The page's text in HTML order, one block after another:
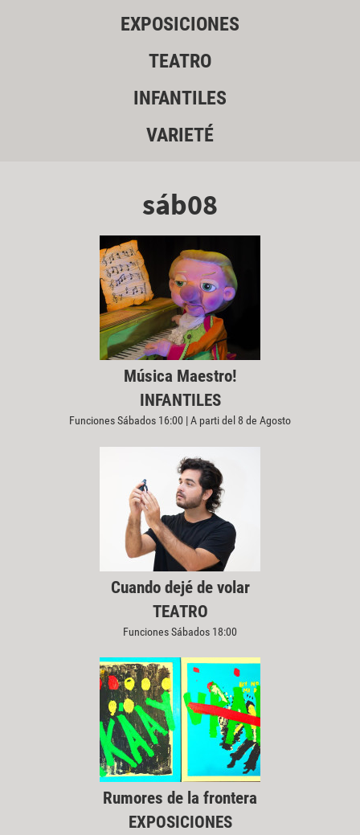
EXPOSICIONES
TEATRO
INFANTILES
VARIETÉ
sáb08
Música Maestro!
INFANTILES
Funciones Sábados 16:00 | A parti del 8 de Agosto
Cuando dejé de volar
TEATRO
Funciones Sábados 18:00
Rumores de la frontera
EXPOSICIONES